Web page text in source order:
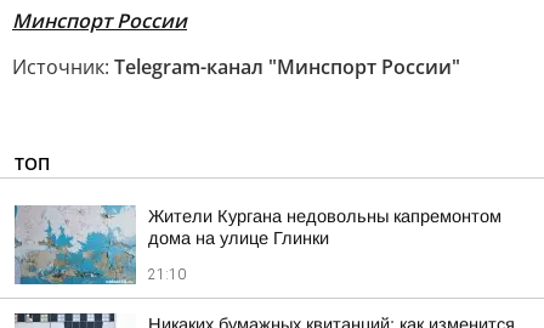
Минспорт России
Источник: Telegram-канал "Минспорт России"
ТОП
Жители Кургана недовольны капремонтом
дома на улице Глинки
21:10